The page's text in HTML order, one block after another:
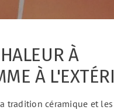
À
À
tradition céramique et